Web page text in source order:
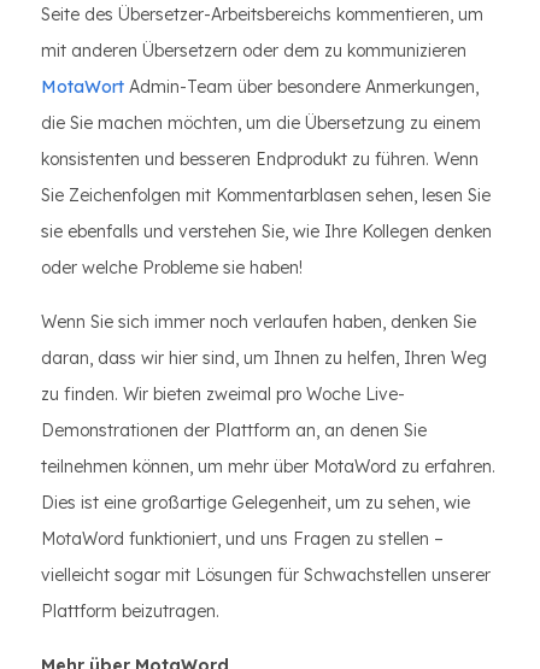
Seite des Übersetzer-Arbeitsbereichs kommentieren, um
mit anderen Übersetzern oder dem zu kommunizieren
MotaWort Admin-Team über besondere Anmerkungen,
die Sie machen möchten, um die Übersetzung zu einem
konsistenten und besseren Endprodukt zu führen. Wenn
Sie Zeichenfolgen mit Kommentarblasen sehen, lesen Sie
sie ebenfalls und verstehen Sie, wie Ihre Kollegen denken
oder welche Probleme sie haben!
Wenn Sie sich immer noch verlaufen haben, denken Sie
daran, dass wir hier sind, um Ihnen zu helfen, Ihren Weg
zu finden. Wir bieten zweimal pro Woche Live-
Demonstrationen der Plattform an, an denen Sie
teilnehmen können, um mehr über MotaWord zu erfahren.
Dies ist eine großartige Gelegenheit, um zu sehen, wie
MotaWord funktioniert, und uns Fragen zu stellen –
vielleicht sogar mit Lösungen für Schwachstellen unserer
Plattform beizutragen.